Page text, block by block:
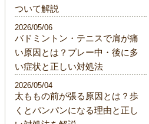
ついて解説
バドミントン・テニスで肩が痛
い原因とは？プレー中・後に多
い症状と正しい対処法
2026/05/06
太ももの前が張る原因とは？歩
くとパンパンになる理由と正し
2026/05/04